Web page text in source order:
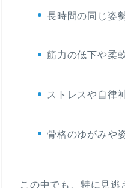
長時間の同じ姿
筋力の低下や柔
ストレスや自律
骨格のゆがみや
この中でも、特に見逃